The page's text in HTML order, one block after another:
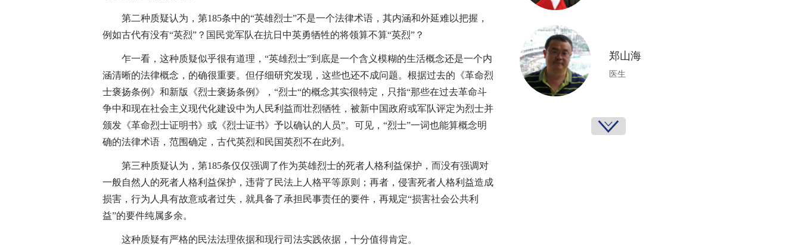
第二种质疑认为，第185条中的“英雄烈士”不是一个法律术语，其内涵和外延难以把握，
例如古代有没有“英烈”？国民党军队在抗日中英勇牺牲的将领算不算“英烈”？
乍一看，这种质疑似乎很有道理，“英雄烈士”到底是一个含义模糊的生活概念还是一个内
涵清晰的法律概念，的确很重要。但仔细研究发现，这些也还不成问题。根据过去的《革命烈
士褒扬条例》和新版《烈士褒扬条例》，“烈士“的概念其实很特定，只指“那些在过去革命斗
争中和现在社会主义现代化建设中为人民利益而壮烈牺牲，被新中国政府或军队评定为烈士并
颁发《革命烈士证明书》或《烈士证书》予以确认的人员”。可见，“烈士”一词也能算概念明
确的法律术语，范围确定，古代英烈和民国英烈不在此列。
第三种质疑认为，第185条仅仅强调了作为英雄烈士的死者人格利益保护，而没有强调对
一般自然人的死者人格利益保护，违背了民法上人格平等原则；再者，侵害死者人格利益造成
损害，行为人具有故意或者过失，就具备了承担民事责任的要件，再规定“损害社会公共利
益”的要件纯属多余。
这种质疑有严格的民法法理依据和现行司法实践依据，十分值得肯定。
郑山海
医生